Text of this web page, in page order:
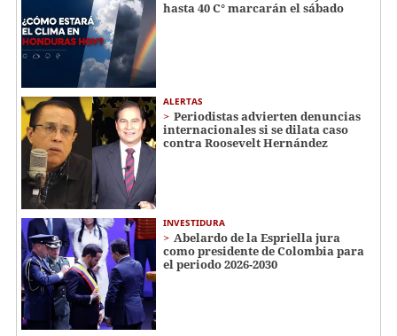
hasta 40 C° marcarán el sábado
ALERTAS
Periodistas advierten denuncias
internacionales si se dilata caso
contra Roosevelt Hernández
INVESTIDURA
Abelardo de la Espriella jura
como presidente de Colombia para
el periodo 2026-2030